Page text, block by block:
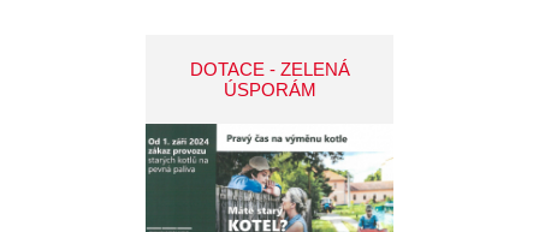
DOTACE - ZELENÁ
ÚSPORÁM